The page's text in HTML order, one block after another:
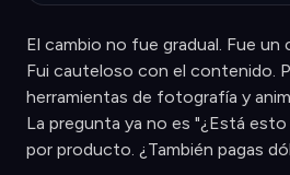
El cambio no fue gradual. Fue
Fui cauteloso con el contenido.
herramientas de fotografía y
La pregunta ya no es "¿Está
por producto. ¿También pagas